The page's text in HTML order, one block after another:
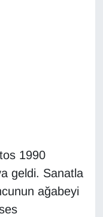
1990
geldi. Sanatla
ağabeyi